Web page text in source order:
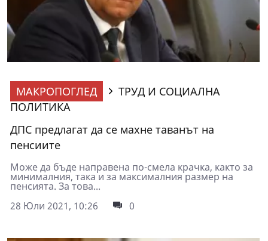
МАКРОПОГЛЕД
ТРУД И СОЦИАЛНА
ПОЛИТИКА
ДПС предлагат да се махне таванът на
пенсиите
Може да бъде направена по-смела крачка, както за
минималния, така и за максималния размер на
пенсията. За това...
28 Юли 2021, 10:26
0